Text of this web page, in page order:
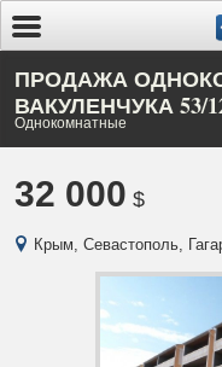
ПРОДАЖА
ВАКУЛЕНЧУКА
Однокомнатные
32 000 $
Крым, Севастополь,